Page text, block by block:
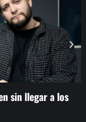
sin llegar a los